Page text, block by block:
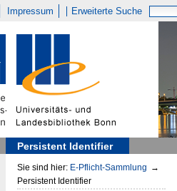
Impressum Erweiterte Suche
Persistent Identifier
Sie sind hier: E-Pflicht-Sammlung →
Persistent Identifier